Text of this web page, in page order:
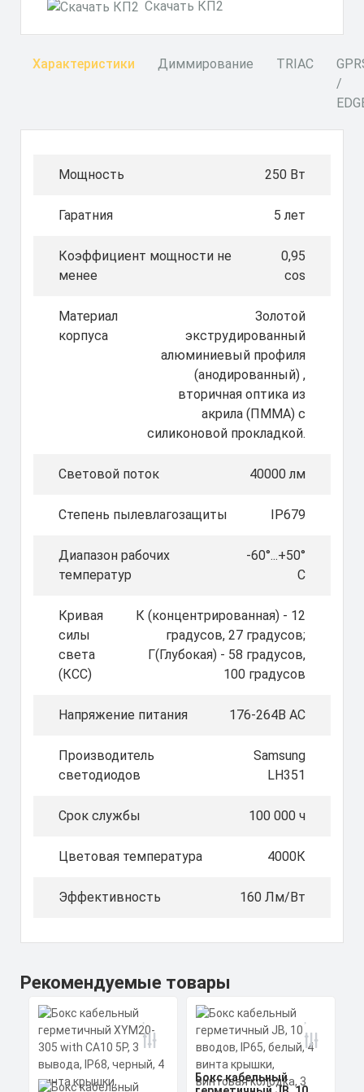
Скачать КП2
Характеристики Диммирование TRIAC
/
Мощность 250 Вт
Гаратния 5 лет
Коэффициент мощности не
менее
0,95
cos
Материал
корпуса
Золотой
экструдированный
алюминиевый профиля
(анодированный) ,
вторичная оптика из
акрила (ПММА) с
силиконовой прокладкой.
Световой поток 40000 лм
Степень пылевлагозащиты IP679
Диапазон рабочих
температур
-60°...+50°
С
Кривая
силы
света
(КСС)
К (концентрированная) - 12
градусов, 27 градусов;
Г(Глубокая) - 58 градусов,
100 градусов
Напряжение питания 176-264В AС
Производитель
светодиодов
Samsung
LH351
Срок службы 100 000 ч
Цветовая температура 4000К
Эффективность 160 Лм/Вт
Рекомендуемые товары
Бокс кабельный